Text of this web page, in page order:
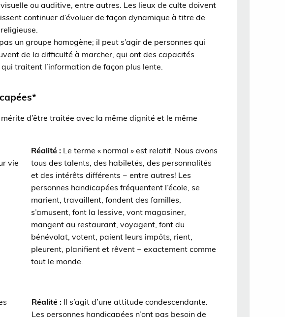
ou auditive, entre autres. Les lieux de culte doivent
continuer d’évoluer de façon dynamique à titre de
un groupe homogène; il peut s’agir de personnes qui
de la difficulté à marcher, qui ont des capacités
traitent l’information de façon plus lente.
d’être traitée avec la même dignité et le même
vie
Réalité : Le terme « normal » est relatif. Nous avons
tous des talents, des habiletés, des personnalités
et des intérêts différents ‒ entre autres! Les
personnes handicapées fréquentent l’école, se
marient, travaillent, fondent des familles,
s’amusent, font la lessive, vont magasiner,
mangent au restaurant, voyagent, font du
bénévolat, votent, paient leurs impôts, rient,
pleurent, planifient et rêvent ‒ exactement comme
tout le monde.
Réalité : Il s’agit d’une attitude condescendante.
Les personnes handicapées n’ont pas besoin de